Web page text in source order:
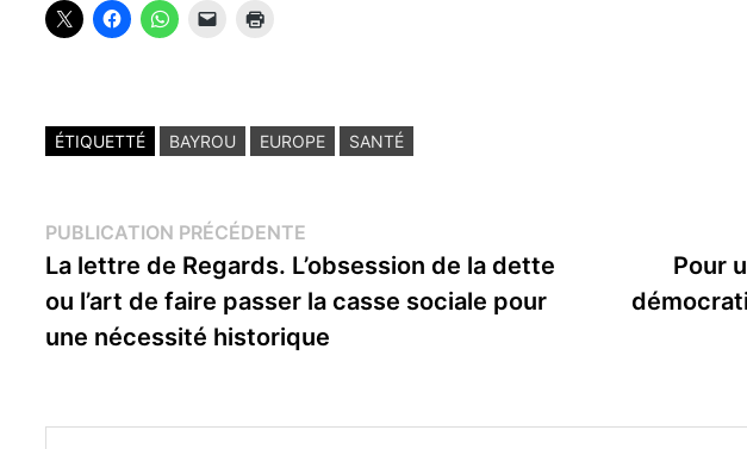
ÉTIQUETTÉ BAYROU EUROPE SANTÉ
Navigation
de
l’article
PUBLICATION PRÉCÉDENTE
précédente :
La lettre de Regards. L’obsession de la dette
ou l’art de faire passer la casse sociale pour
une nécessité historique
Pour